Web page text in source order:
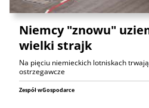
Niemcy "znowu"
wielki strajk
Na pięciu niemieckich lotniskach
ostrzegawcze
Zespół wGospodarce